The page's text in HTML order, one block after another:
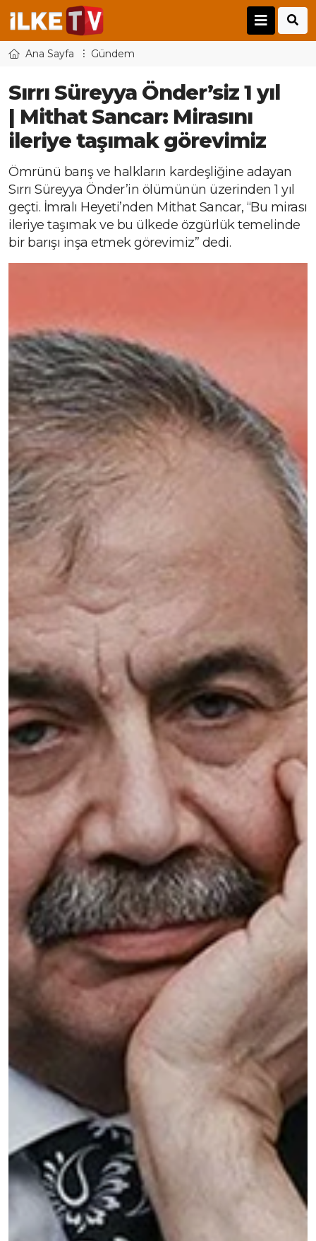
Ana Sayfa Gündem
Sırrı Süreyya Önder’siz 1 yıl
| Mithat Sancar: Mirasını
ileriye taşımak görevimiz
Ömrünü barış ve halkların kardeşliğine adayan
Sırrı Süreyya Önder’in ölümünün üzerinden 1 yıl
geçti. İmralı Heyeti’nden Mithat Sancar, “Bu mirası
ileriye taşımak ve bu ülkede özgürlük temelinde
bir barışı inşa etmek görevimiz” dedi.